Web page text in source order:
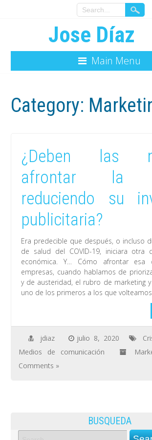
Jose Díaz
Main Menu
Category:
¿Deben las
afrontar la
reduciendo su
publicitaria?
Era predecible que después, o incluso
de salud del COVID-19, iniciara otra
económica. Y… Cómo afrontar esa
empresas, cuando hablamos de
y de austeridad, el rubro de marketing
uno de los primeros a los que volteamos
jdiaz julio 8, 2020
Medios de comunicación
Comments »
BUSQUEDA